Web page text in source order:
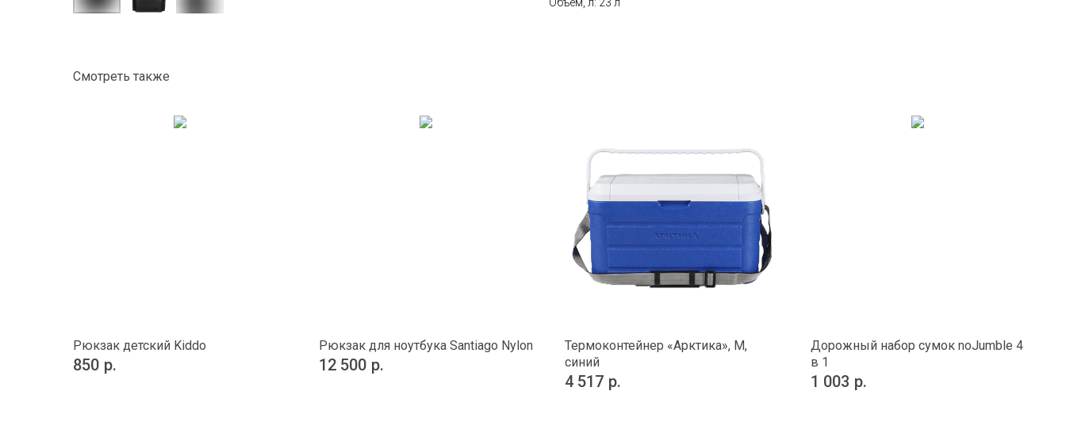
Объем, л: 23 л
Смотреть также
Рюкзак детский Kiddo
850 р.
Рюкзак для ноутбука Santiago Nylon
12 500 р.
Термоконтейнер «Арктика», M,
синий
4 517 р.
Дорожный набор сумок noJumble 4
в 1
1 003 р.